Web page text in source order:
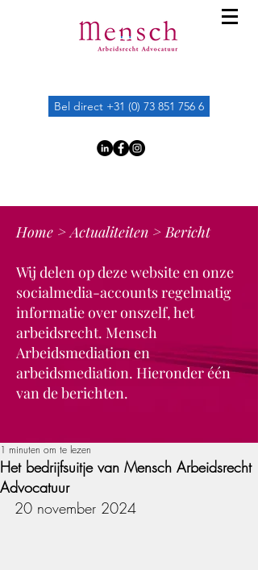
Bel direct +31 (0) 73 851 756 6
Home >Actualiteiten > Bericht
Wij delen op deze website en onze
socialmedia-accounts regelmatig
informatie over onszelf, het
arbeidsrecht. Mensch
Arbeidsmediation en
arbeidsmediation. Hieronder één
van de berichten.
Het bedrijfsuitje van Mensch Arbeidsrecht
Advocatuur
1 minuten om te lezen
20 november 2024